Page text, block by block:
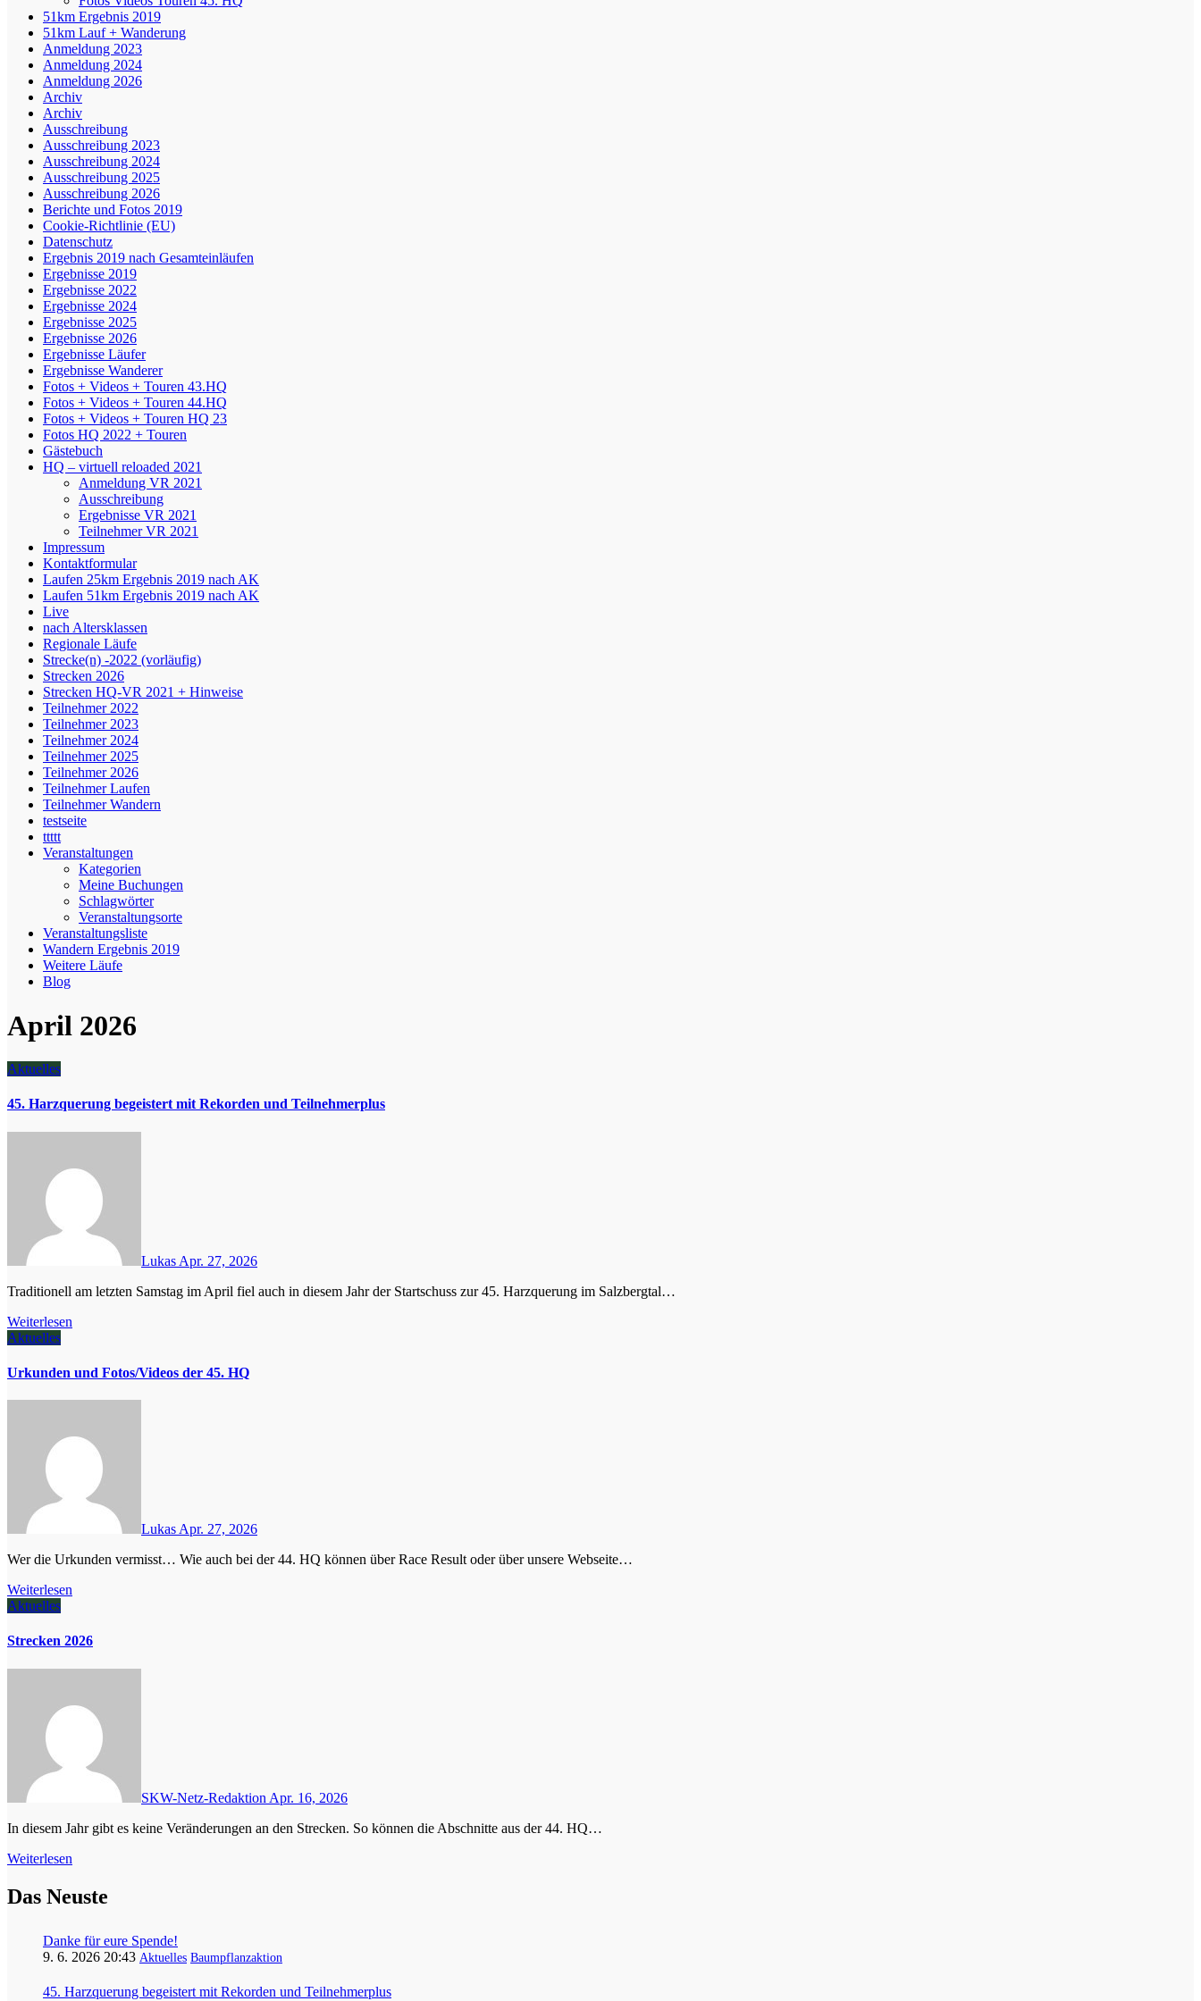
51km Ergebnis 2019
51km Lauf + Wanderung
Anmeldung 2023
Anmeldung 2024
Anmeldung 2026
Archiv
Archiv
Ausschreibung
Ausschreibung 2023
Ausschreibung 2024
Ausschreibung 2025
Ausschreibung 2026
Berichte und Fotos 2019
Cookie-Richtlinie (EU)
Datenschutz
Ergebnis 2019 nach Gesamteinläufen
Ergebnisse 2019
Ergebnisse 2022
Ergebnisse 2024
Ergebnisse 2025
Ergebnisse 2026
Ergebnisse Läufer
Ergebnisse Wanderer
Fotos + Videos + Touren 43.HQ
Fotos + Videos + Touren 44.HQ
Fotos + Videos + Touren HQ 23
Fotos HQ 2022 + Touren
Gästebuch
HQ – virtuell reloaded 2021
Anmeldung VR 2021
Ausschreibung
Ergebnisse VR 2021
Teilnehmer VR 2021
Impressum
Kontaktformular
Laufen 25km Ergebnis 2019 nach AK
Laufen 51km Ergebnis 2019 nach AK
Live
nach Altersklassen
Regionale Läufe
Strecke(n) -2022 (vorläufig)
Strecken 2026
Strecken HQ-VR 2021 + Hinweise
Teilnehmer 2022
Teilnehmer 2023
Teilnehmer 2024
Teilnehmer 2025
Teilnehmer 2026
Teilnehmer Laufen
Teilnehmer Wandern
testseite
ttttt
Veranstaltungen
Kategorien
Meine Buchungen
Schlagwörter
Veranstaltungsorte
Veranstaltungsliste
Wandern Ergebnis 2019
Weitere Läufe
Blog
April 2026
Aktuelles
45. Harzquerung begeistert mit Rekorden und Teilnehmerplus
Lukas Apr. 27, 2026
Traditionell am letzten Samstag im April fiel auch in diesem Jahr der Startschuss zur 45. Harzquerung im Salzbergtal…
Weiterlesen
Aktuelles
Urkunden und Fotos/Videos der 45. HQ
Lukas Apr. 27, 2026
Wer die Urkunden vermisst… Wie auch bei der 44. HQ können über Race Result oder über unsere Webseite…
Weiterlesen
Aktuelles
Strecken 2026
SKW-Netz-Redaktion Apr. 16, 2026
In diesem Jahr gibt es keine Veränderungen an den Strecken. So können die Abschnitte aus der 44. HQ…
Weiterlesen
Das Neuste
Danke für eure Spende!
9. 6. 2026 20:43 Aktuelles Baumpflanzaktion
45. Harzquerung begeistert mit Rekorden und Teilnehmerplus